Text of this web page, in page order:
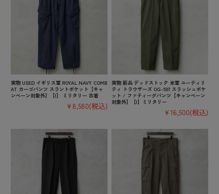
実物 USED イギリス軍 ROYAL NAVY COMB
AT カーゴパンツ スラントポケット【キャ
ンペーン対象外】【I】 ミリタリー 古着
¥8,580(税込)
実物 新品 デッドストック 米軍 ユーティリ
ティ トラウザーズ OG-507 スラッシュポケ
ット / ファティーグパンツ【キャンペーン
対象外】【I】ミリタリー
¥16,500(税込)